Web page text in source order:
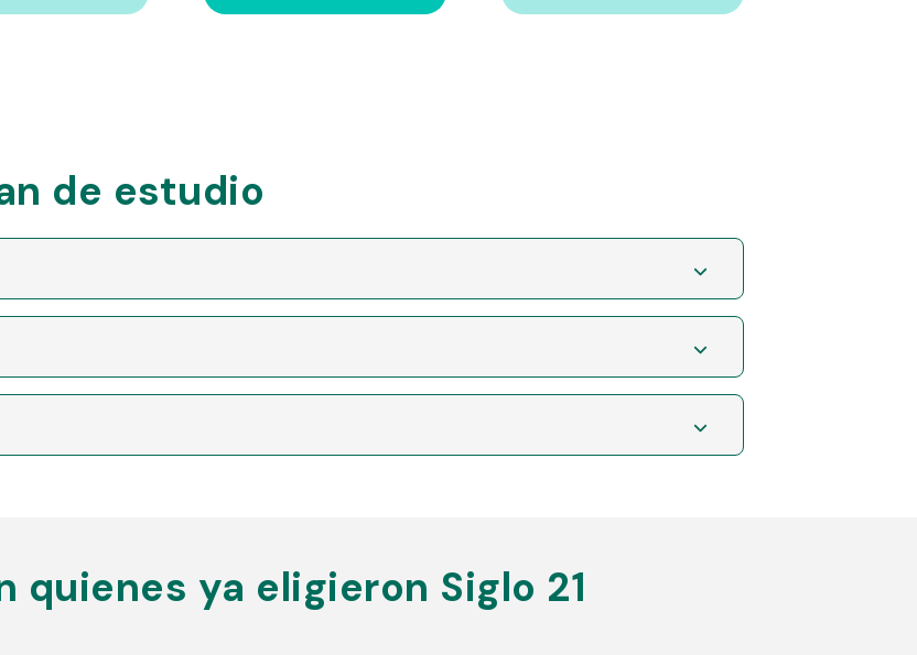
de estudio
quienes ya eligieron Siglo 21